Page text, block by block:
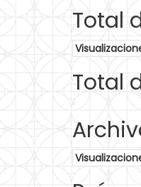
Total
Total